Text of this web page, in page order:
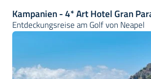
Kampanien - 4* Art Hotel Gran
Entdeckungsreise am Golf von Neapel